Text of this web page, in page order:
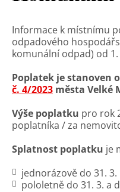
Informace k místnímu
odpadového
komunální odpad) od 1.
Poplatek je stanoven
č. 4/2023 města Velké
Výše poplatku pro rok
poplatníka / za
Splatnost poplatku je
jednorázově do 31.
pololetně do 31. 3. a